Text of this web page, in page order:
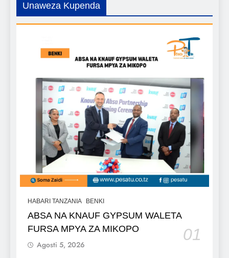
Unaweza Kupenda
HABARI TANZANIA BENKI
ABSA NA KNAUF GYPSUM WALETA
FURSA MPYA ZA MIKOPO
01
Agosti 5, 2026